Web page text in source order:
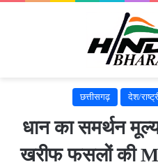
छत्तीसगढ़ देश/
धान का समर्थन
खरीफ फसलों की